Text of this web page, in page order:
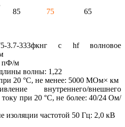
85 75 65
3.7-333фкнг с hf волновое
пФ/м
волны: 1,22
20 °С, не менее: 5000 МОм× км
внутреннего/внешнего
при 20 °С, не более: 40/24 Ом/
изоляции частотой 50 Гц: 2,0 кВ